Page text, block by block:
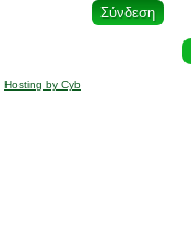
Hosting by Cyb